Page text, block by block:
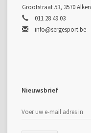
Grootstraat 53, 3570 Alken
011 28 49 03
info@sergesport.be
Nieuwsbrief